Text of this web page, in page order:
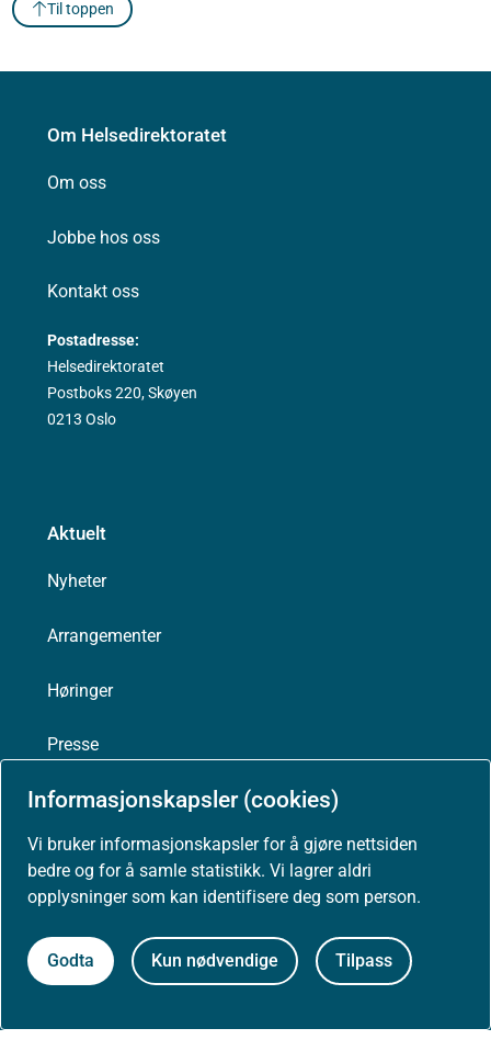
Informasjonskapsler (cookies)
Vi bruker informasjonskapsler for å gjøre nettsiden
bedre og for å samle statistikk. Vi lagrer aldri
opplysninger som kan identifisere deg som person.
Godta Kun nødvendige Tilpass
Til toppen
Om Helsedirektoratet
Om oss
Jobbe hos oss
Kontakt oss
Postadresse:
Helsedirektoratet
Postboks 220, Skøyen
0213 Oslo
Aktuelt
Nyheter
Arrangementer
Høringer
Presse
Om nettstedet
Personvernerklæring
Tilgjengelighetserklæring (uustatus.no)